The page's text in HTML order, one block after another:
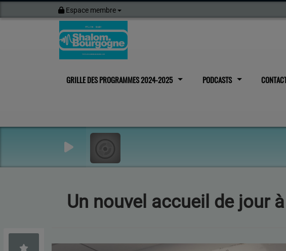
Espace membre
GRILLE DES PROGRAMMES 2024-2025 PODCASTS
Un nouvel accueil de jour